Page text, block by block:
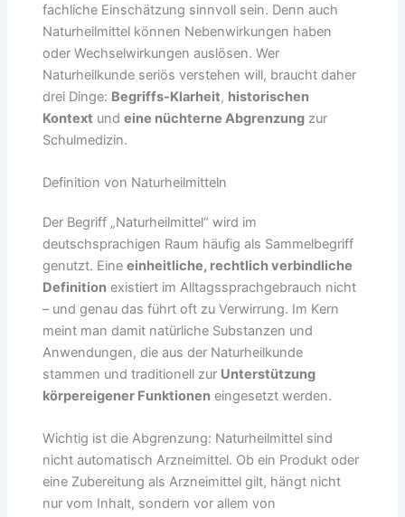
fachliche Einschätzung sinnvoll sein. Denn auch
Naturheilmittel können Nebenwirkungen haben
oder Wechselwirkungen auslösen. Wer
Naturheilkunde seriös verstehen will, braucht daher
drei Dinge: Begriffs-Klarheit, historischen
Kontext undeine nüchterne Abgrenzung zur
Schulmedizin.
Definition von Naturheilmitteln
Der Begriff „Naturheilmittel“ wird im
deutschsprachigen Raum häufig als Sammelbegriff
genutzt. Eineeinheitliche, rechtlich verbindliche
Definition existiert im Alltagssprachgebrauch nicht
– und genau das führt oft zu Verwirrung. Im Kern
meint man damit natürliche Substanzen und
Anwendungen, die aus der Naturheilkunde
stammen und traditionell zur Unterstützung
körpereigener Funktionen eingesetzt werden.
Wichtig ist die Abgrenzung: Naturheilmittel sind
nicht automatisch Arzneimittel. Ob ein Produkt oder
eine Zubereitung als Arzneimittel gilt, hängt nicht
nur vom Inhalt, sondern vor allem von